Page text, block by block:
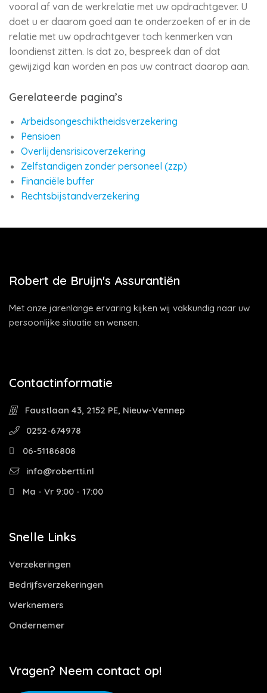
vooral af van de werkrelatie met uw opdrachtgever. U
doet u er daarom goed aan te onderzoeken of er in de
relatie met uw opdrachtgever toch kenmerken van
loondienst zitten. Is dat zo, bespreek dan of dat
gewijzigd kan worden en pas uw contract daarop aan.
Gerelateerde pagina’s
Arbeidsongeschiktheidsverzekering
Pensioen
Overlijdensrisicoverzekering
Zelfstandigen zonder personeel (zzp)
Financiële buffer
Rechtsbijstandverzekering
Robert de Bruijn's Assurantiën
Met onze jarenlange ervaring kijken wij vakkundig naar uw
persoonlijke situatie en wensen.
Contactinformatie
Faustlaan 43, 2152 PE, Nieuw-Vennep
0252-674978
06-51186808
info@robertti.nl
Ma - Vr 9:00 - 17:00
Snelle Links
Verzekeringen
Bedrijfsverzekeringen
Werknemers
Ondernemer
Vragen? Neem contact op!